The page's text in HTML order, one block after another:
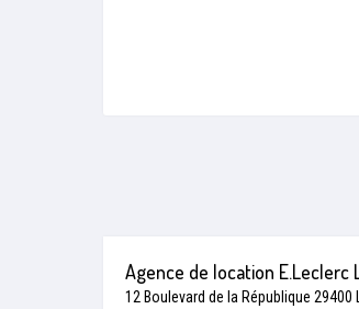
Agence de location E.Leclerc
12 Boulevard de la République 29400